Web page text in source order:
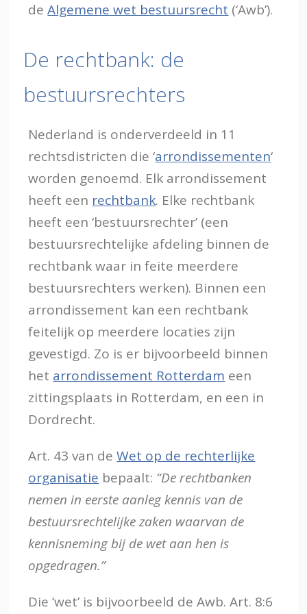
deAlgemene wet bestuursrecht (‘Awb’).
De rechtbank: de
bestuursrechters
Nederland is onderverdeeld in 11
rechtsdistricten die ‘arrondissementen‘
worden genoemd. Elk arrondissement
heeft een rechtbank. Elke rechtbank
heeft een ‘bestuursrechter’ (een
bestuursrechtelijke afdeling binnen de
rechtbank waar in feite meerdere
bestuursrechters werken). Binnen een
arrondissement kan een rechtbank
feitelijk op meerdere locaties zijn
gevestigd. Zo is er bijvoorbeeld binnen
het arrondissement Rotterdam een
zittingsplaats in Rotterdam, en een in
Dordrecht.
Art. 43 van deWet op de rechterlijke
organisatie bepaalt: “De rechtbanken
nemen in eerste aanleg kennis van de
bestuursrechtelijke zaken waarvan de
kennisneming bij de wet aan hen is
opgedragen.”
Die ‘wet’ is bijvoorbeeld de Awb. Art. 8:6